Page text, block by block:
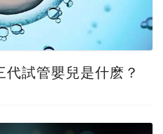
試管嬰兒是什麽？